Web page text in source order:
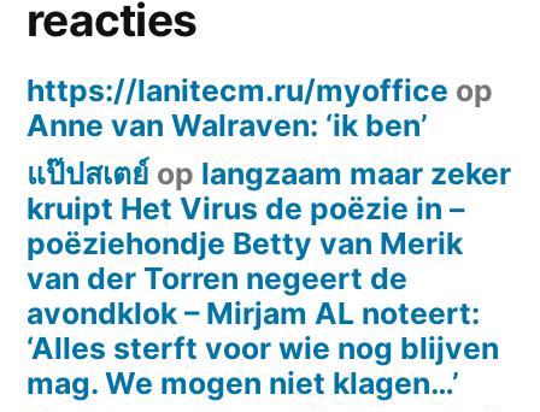
reacties
https://lanitecm.ru/myoffice op
Anne van Walraven: ‘ik ben’
แป๊ปสเตย์ op langzaam maar zeker
kruipt Het Virus de poëzie in –
poëziehondje Betty van Merik
van der Torren negeert de
avondklok – Mirjam AL noteert:
‘Alles sterft voor wie nog blijven
mag. We mogen niet klagen…’